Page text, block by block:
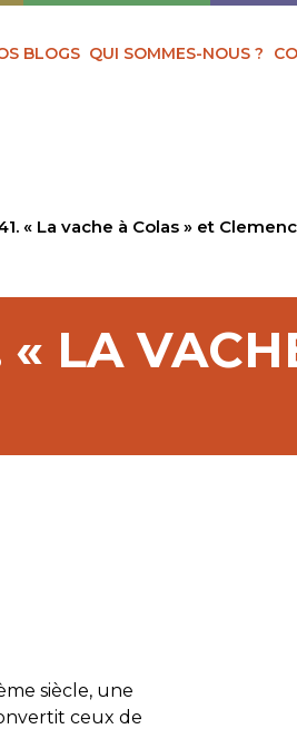
BLOGS QUI SOMMES-NOUS ?
« La vache à Colas » et
LA
siècle, une
ceux de